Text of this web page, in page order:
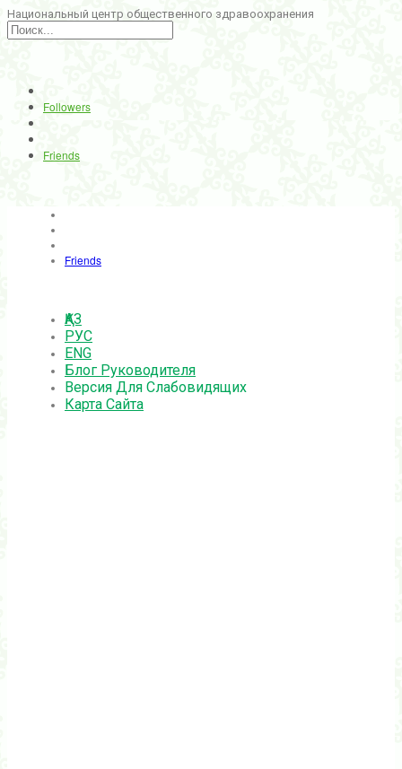
Национальный центр общественного здравоохранения
Followers
Friends
Friends
ҚАЗ
РУС
ENG
Блог Руководителя
Версия Для Слабовидящих
Карта Сайта